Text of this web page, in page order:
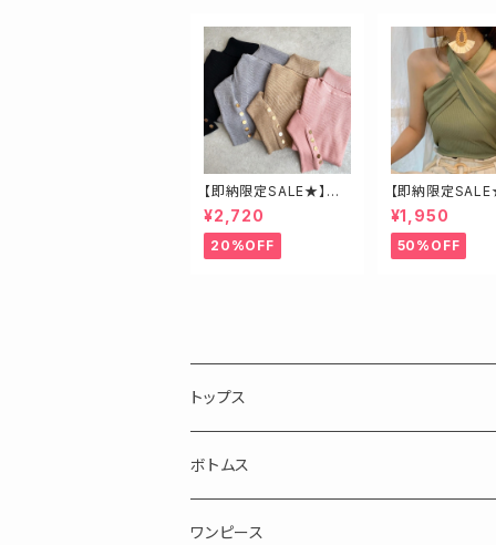
【即納限定SALE★】ベ
ージュ・ゴールド釦ハイ
ネックニット
¥2,720
20%OFF
【即納限定
ロスベアトップス
¥1,950
50%OFF
トップス
長袖
半袖・ノースリーブ
ボトムス
スカート
ワンピース